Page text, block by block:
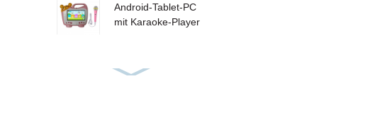
Android-Tablet-PC
mit Karaoke-Player
Hörbücher,